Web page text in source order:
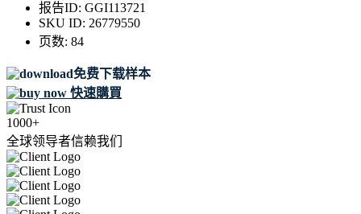
报告ID: GGI113721
SKU ID: 26779550
页数: 84
免费下载样本
快速購買
1000+
全球领导者信赖我们